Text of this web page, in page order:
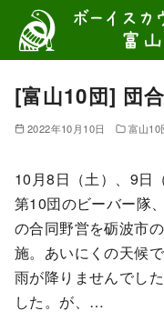
テ
[富山10団] 団
2022年10月10日 富山10
10月8日（土）、9日
第10団のビーバー隊
の合同野営を砺波市
施。あいにくの天候
雨が降りませんでし
した。が、…